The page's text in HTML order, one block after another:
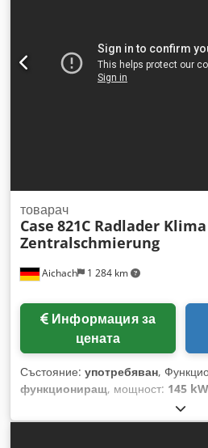
Aichach 1 284 km
товарач
Case 821C Radlader Klima
Zentralschmierung
Информация за
цената
Състояние: употребяван,
функциониращ, мощност: 145
,
кг, Година на производство:2000,
кабина,